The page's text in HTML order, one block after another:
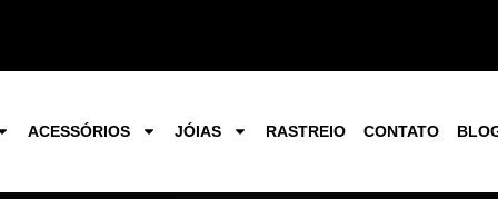
ACESSÓRIOS JÓIAS RASTREIO CONTATO